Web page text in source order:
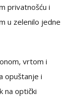
privatnošću i
u zelenilo jedne
vrtom i
opuštanje i
na optički